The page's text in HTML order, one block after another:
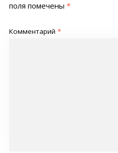
поля помечены *
Комментарий *